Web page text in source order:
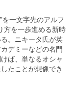
一文字先のアルフ
方を一歩進める新時
。ニキータ氏が英
デミーなどの名門
ば、単なるオシャ
たことが想像でき